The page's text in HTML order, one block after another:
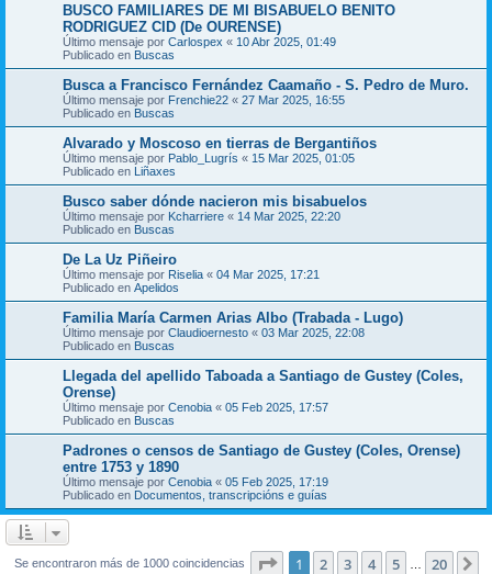
BUSCO FAMILIARES DE MI BISABUELO BENITO
RODRIGUEZ CID (De OURENSE)
Último mensaje por Carlospex « 10 Abr 2025, 01:49
Publicado en Buscas
Busca a Francisco Fernández Caamaño - S. Pedro de Muro.
Último mensaje por Frenchie22 « 27 Mar 2025, 16:55
Publicado en Buscas
Alvarado y Moscoso en tierras de Bergantiños
Último mensaje por Pablo_Lugrís « 15 Mar 2025, 01:05
Publicado en Liñaxes
Busco saber dónde nacieron mis bisabuelos
Último mensaje por Kcharriere « 14 Mar 2025, 22:20
Publicado en Buscas
De La Uz Piñeiro
Último mensaje por Riselia « 04 Mar 2025, 17:21
Publicado en Apelidos
Familia María Carmen Arias Albo (Trabada - Lugo)
Último mensaje por Claudioernesto « 03 Mar 2025, 22:08
Publicado en Buscas
Llegada del apellido Taboada a Santiago de Gustey (Coles,
Orense)
Último mensaje por Cenobia « 05 Feb 2025, 17:57
Publicado en Buscas
Padrones o censos de Santiago de Gustey (Coles, Orense)
entre 1753 y 1890
Último mensaje por Cenobia « 05 Feb 2025, 17:19
Publicado en Documentos, transcripcións e guías
Se encontraron más de 1000 coincidencias Página de 20
1 2 3 4 5 20